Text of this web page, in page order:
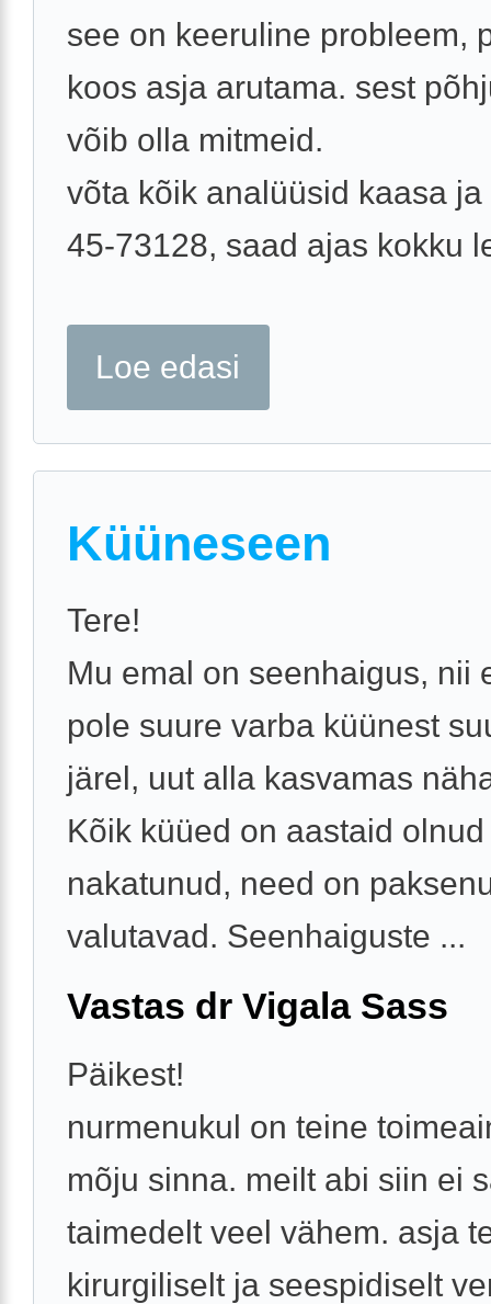
see on keeruline probleem,
koos asja arutama. sest
võib olla mitmeid.
võta kõik analüüsid kaasa
45-73128, saad ajas kokku
Loe edasi
Küüneseen
Tere!
Mu emal on seenhaigus, nii
pole suure varba küünest
järel, uut alla kasvamas
Kõik küüed on aastaid olnud
nakatunud, need on
valutavad. Seenhaiguste ...
Vastas dr Vigala Sass
Päikest!
nurmenukul on teine
mõju sinna. meilt abi siin ei
taimedelt veel vähem. asja
kirurgiliselt ja seespidiselt